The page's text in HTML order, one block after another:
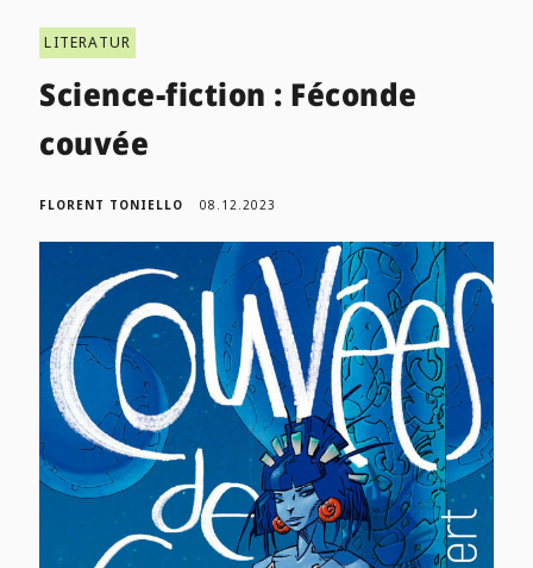
LITERATUR
Science-fiction : Féconde
couvée
FLORENT TONIELLO 08.12.2023